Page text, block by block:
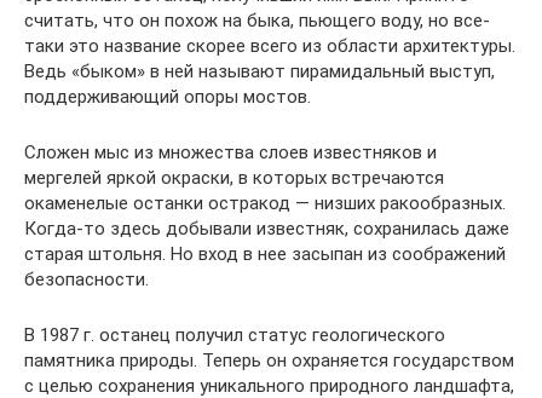
считать, что он похож на быка, пьющего воду, но все-
таки это название скорее всего из области архитектуры.
Ведь «быком» в ней называют пирамидальный выступ,
поддерживающий опоры мостов.
Сложен мыс из множества слоев известняков и
мергелей яркой окраски, в которых встречаются
окаменелые останки остракод — низших ракообразных.
Когда-то здесь добывали известняк, сохранилась даже
старая штольня. Но вход в нее засыпан из соображений
безопасности.
В 1987 г. останец получил статус геологического
памятника природы. Теперь он охраняется государством
с целью сохранения уникального природного ландшафта,